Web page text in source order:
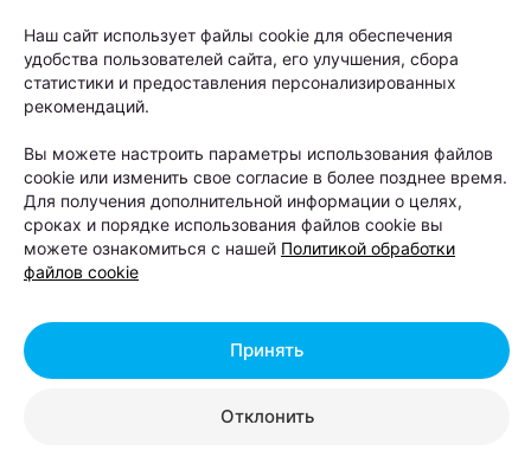
такими, какие они есть.
Наш сайт использует файлы cookie для обеспечения
удобства пользователей сайта, его улучшения, сбора
статистики и предоставления персонализированных
рекомендаций.
Вы можете настроить параметры использования файлов
cookie или изменить свое согласие в более позднее время.
Для получения дополнительной информации о целях,
сроках и порядке использования файлов cookie вы
можете ознакомиться с нашей Политикой обработки
файлов cookie
Отклонить
Принять